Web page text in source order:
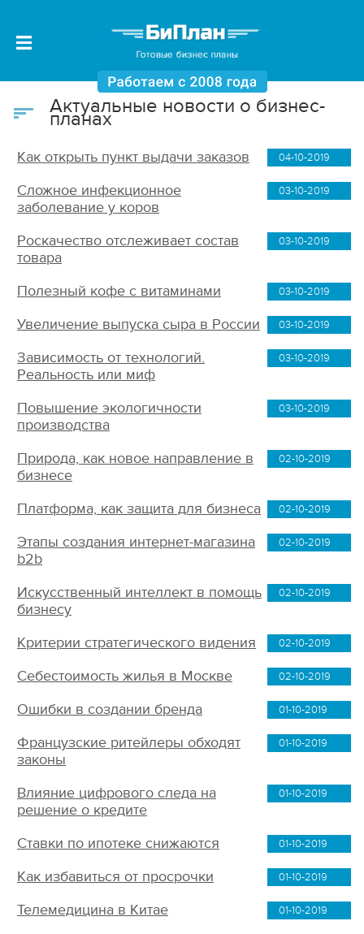
Актуальные новости о бизнес-
планах
04-10-2019
Как открыть пункт выдачи заказов
03-10-2019
Сложное инфекционное
заболевание у коров
03-10-2019
Роскачество отслеживает состав
товара
03-10-2019
Полезный кофе с витаминами
03-10-2019
Увеличение выпуска сыра в России
03-10-2019
Зависимость от технологий.
Реальность или миф
03-10-2019
Повышение экологичности
производства
02-10-2019
Природа, как новое направление в
бизнесе
02-10-2019
Платформа, как защита для бизнеса
02-10-2019
Этапы создания интернет-магазина
b2b
02-10-2019
Искусственный интеллект в помощь
бизнесу
02-10-2019
Критерии стратегического видения
02-10-2019
Себестоимость жилья в Москве
01-10-2019
Ошибки в создании бренда
01-10-2019
Французские ритейлеры обходят
законы
01-10-2019
Влияние цифрового следа на
решение о кредите
01-10-2019
Ставки по ипотеке снижаются
01-10-2019
Как избавиться от просрочки
01-10-2019
Телемедицина в Китае